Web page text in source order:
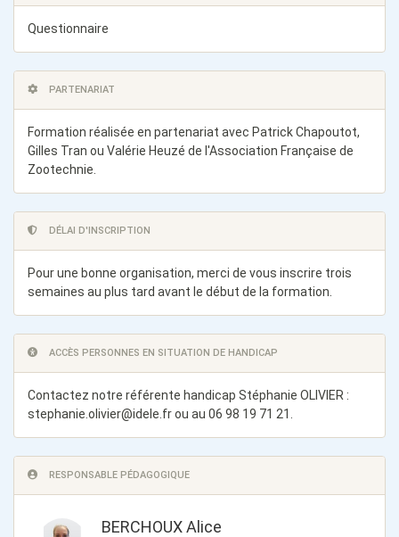
Questionnaire
PARTENARIAT
Formation réalisée en partenariat avec Patrick Chapoutot,
Gilles Tran ou Valérie Heuzé de l'Association Française de
Zootechnie.
DÉLAI D'INSCRIPTION
Pour une bonne organisation, merci de vous inscrire trois
semaines au plus tard avant le début de la formation.
ACCÈS PERSONNES EN SITUATION DE HANDICAP
Contactez notre référente handicap Stéphanie OLIVIER :
stephanie.olivier@idele.frou au 06 98 19 71 21.
RESPONSABLE PÉDAGOGIQUE
BERCHOUX Alice